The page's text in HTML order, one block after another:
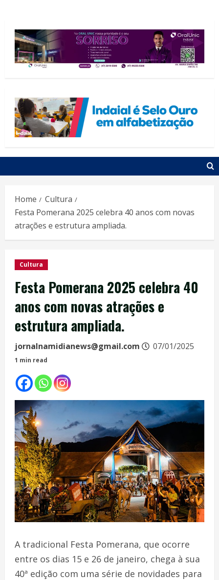
Home
Cultura
Festa Pomerana 2025 celebra 40 anos com novas
atrações e estrutura ampliada.
Cultura
Festa Pomerana 2025 celebra 40
anos com novas atrações e
estrutura ampliada.
jornalnamidianews@gmail.com 07/01/2025
1 min read
A tradicional Festa Pomerana, que ocorre
entre os dias 15 e 26 de janeiro, chega à sua
40ª edição com uma série de novidades para